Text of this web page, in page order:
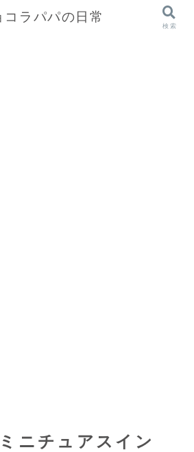
ニチュアスイン
コラパパの日常
検索